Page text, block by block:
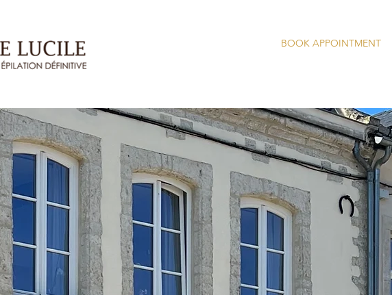
BOOK APPOINTMENT